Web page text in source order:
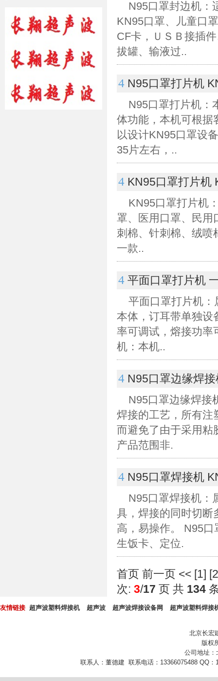
N95口罩封边机：
KN95口罩、儿童口
CF卡，ＵＳＢ接插
拔罐、输液过..
4 N95口罩打片机
N95口罩打片机：
体功能，本机可根据
以设计KN95口罩设
35片左右，..
4 KN95口罩打片机
KN95口罩打片机
罩、医用口罩、民用
刺棉、针刺棉、绒喷
一款..
4 平面口罩打片机
平面口罩打片机
本体，订耳带单独设
率可调试，熔接功率
机：本机..
4 N95口罩边缘焊
N95口罩边缘焊接
焊接的工艺，所有注
而避免了由于采用粘
产品范围非.
4 N95口罩焊接机
N95口罩焊接机：
具，焊接的同时切断
高，易操作。 N95
生饭卡、定位.
首页 前一页 << [1] [2
次: 3/17 页 共 134
友情链接 超声波塑料焊接机 超声波 超声波焊接设备网 超声波塑料焊接
北京长宏
版权
公司地址：
联系人：董德建 联系电话：13366075488 QQ：